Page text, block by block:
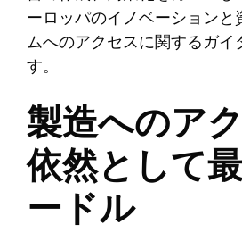
ーロッパのイノベーションと
ムへのアクセスに関するガイ
す。
製造へのア
依然として
ードル